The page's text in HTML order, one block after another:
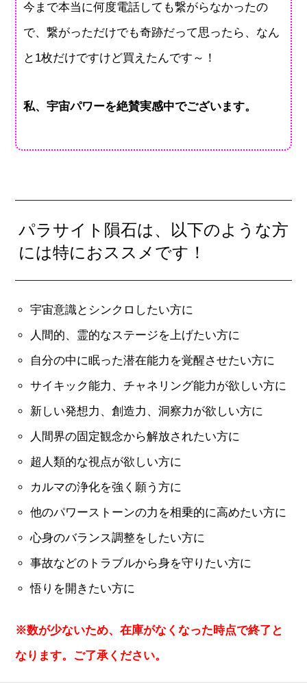
今まで本当に何度電話しても繋がらなかったの
で、繋がっただけでも奇跡だって思ったら、なん
と1枚だけですけど買えたんです～！
私、宇宙パワーを絶賛実感中でございます。
パラサイト隕石は、以下のような方
には特におススメです！
宇宙意識とシンクロしたい方に
人間的、霊的なステージを上げたい方に
自分の中に眠った潜在能力を覚醒させたい方に
サイキック能力、チャネリング能力が欲しい方に
新しい発想力、創造力、洞察力が欲しい方に
人間界の固定観念から解放されたい方に
超人類的な視点が欲しい方に
カルマの浄化を強く願う方に
他のパワーストーンの力を相乗的に高めたい方に
心身のバランス調整をしたい方に
事故などのトラブルから身を守りたい方に
悟りを開きたい方に
※数が少ないため、在庫がなくなった時点で終了と
なります。ご了承ください。